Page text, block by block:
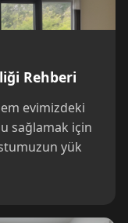
Rehberi
evimizdeki
sağlamak için
yük